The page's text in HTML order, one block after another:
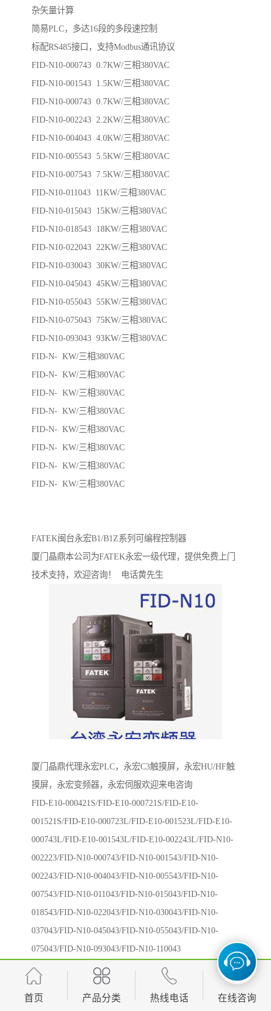
杂矢量计算
简易PLC，多达16段的多段速控制
标配RS485接口，支持Modbus通讯协议
FID-N10-000743 0.7KW/三相380VAC
FID-N10-001543 1.5KW/三相380VAC
FID-N10-000743 0.7KW/三相380VAC
FID-N10-002243 2.2KW/三相380VAC
FID-N10-004043 4.0KW/三相380VAC
FID-N10-005543 5.5KW/三相380VAC
FID-N10-007543 7.5KW/三相380VAC
FID-N10-011043 11KW/三相380VAC
FID-N10-015043 15KW/三相380VAC
FID-N10-018543 18KW/三相380VAC
FID-N10-022043 22KW/三相380VAC
FID-N10-030043 30KW/三相380VAC
FID-N10-045043 45KW/三相380VAC
FID-N10-055043 55KW/三相380VAC
FID-N10-075043 75KW/三相380VAC
FID-N10-093043 93KW/三相380VAC
FID-N- KW/三相380VAC
FID-N- KW/三相380VAC
FID-N- KW/三相380VAC
FID-N- KW/三相380VAC
FID-N- KW/三相380VAC
FID-N- KW/三相380VAC
FID-N- KW/三相380VAC
FID-N- KW/三相380VAC
FATEK闽台永宏B1/B1Z系列可编程控制器
厦门晶鼎本公司为FATEK永宏一级代理，提供免费上门
技术支持，欢迎咨询！ 电话黄先生
厦门晶鼎代理永宏PLC，永宏C3触摸屏，永宏HU/HF触
摸屏，永宏变频器，永宏伺服欢迎来电咨询
FID-E10-000421S/FID-E10-000721S/FID-E10-
001521S/FID-E10-000723L/FID-E10-001523L/FID-E10-
000743L/FID-E10-001543L/FID-E10-002243L/FID-N10-
002223/FID-N10-000743/FID-N10-001543/FID-N10-
002243/FID-N10-004043/FID-N10-005543/FID-N10-
007543/FID-N10-011043/FID-N10-015043/FID-N10-
018543/FID-N10-022043/FID-N10-030043/FID-N10-
037043/FID-N10-045043/FID-N10-055043/FID-N10-
075043/FID-N10-093043/FID-N10-110043
首页 产品分类 热线电话 在线咨询